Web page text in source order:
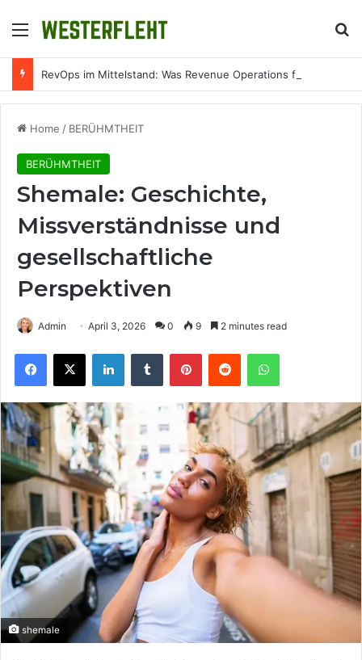
Menu
Home / BERÜHMTHEIT
BERÜHMTHEIT
Shemale: Geschichte,
Missverständnisse und
gesellschaftliche
Perspektiven
Admin April 3, 2026 0 9 2 minutes read
Facebook
X LinkedInTumblr PinterestReddit WhatsApp
shemale